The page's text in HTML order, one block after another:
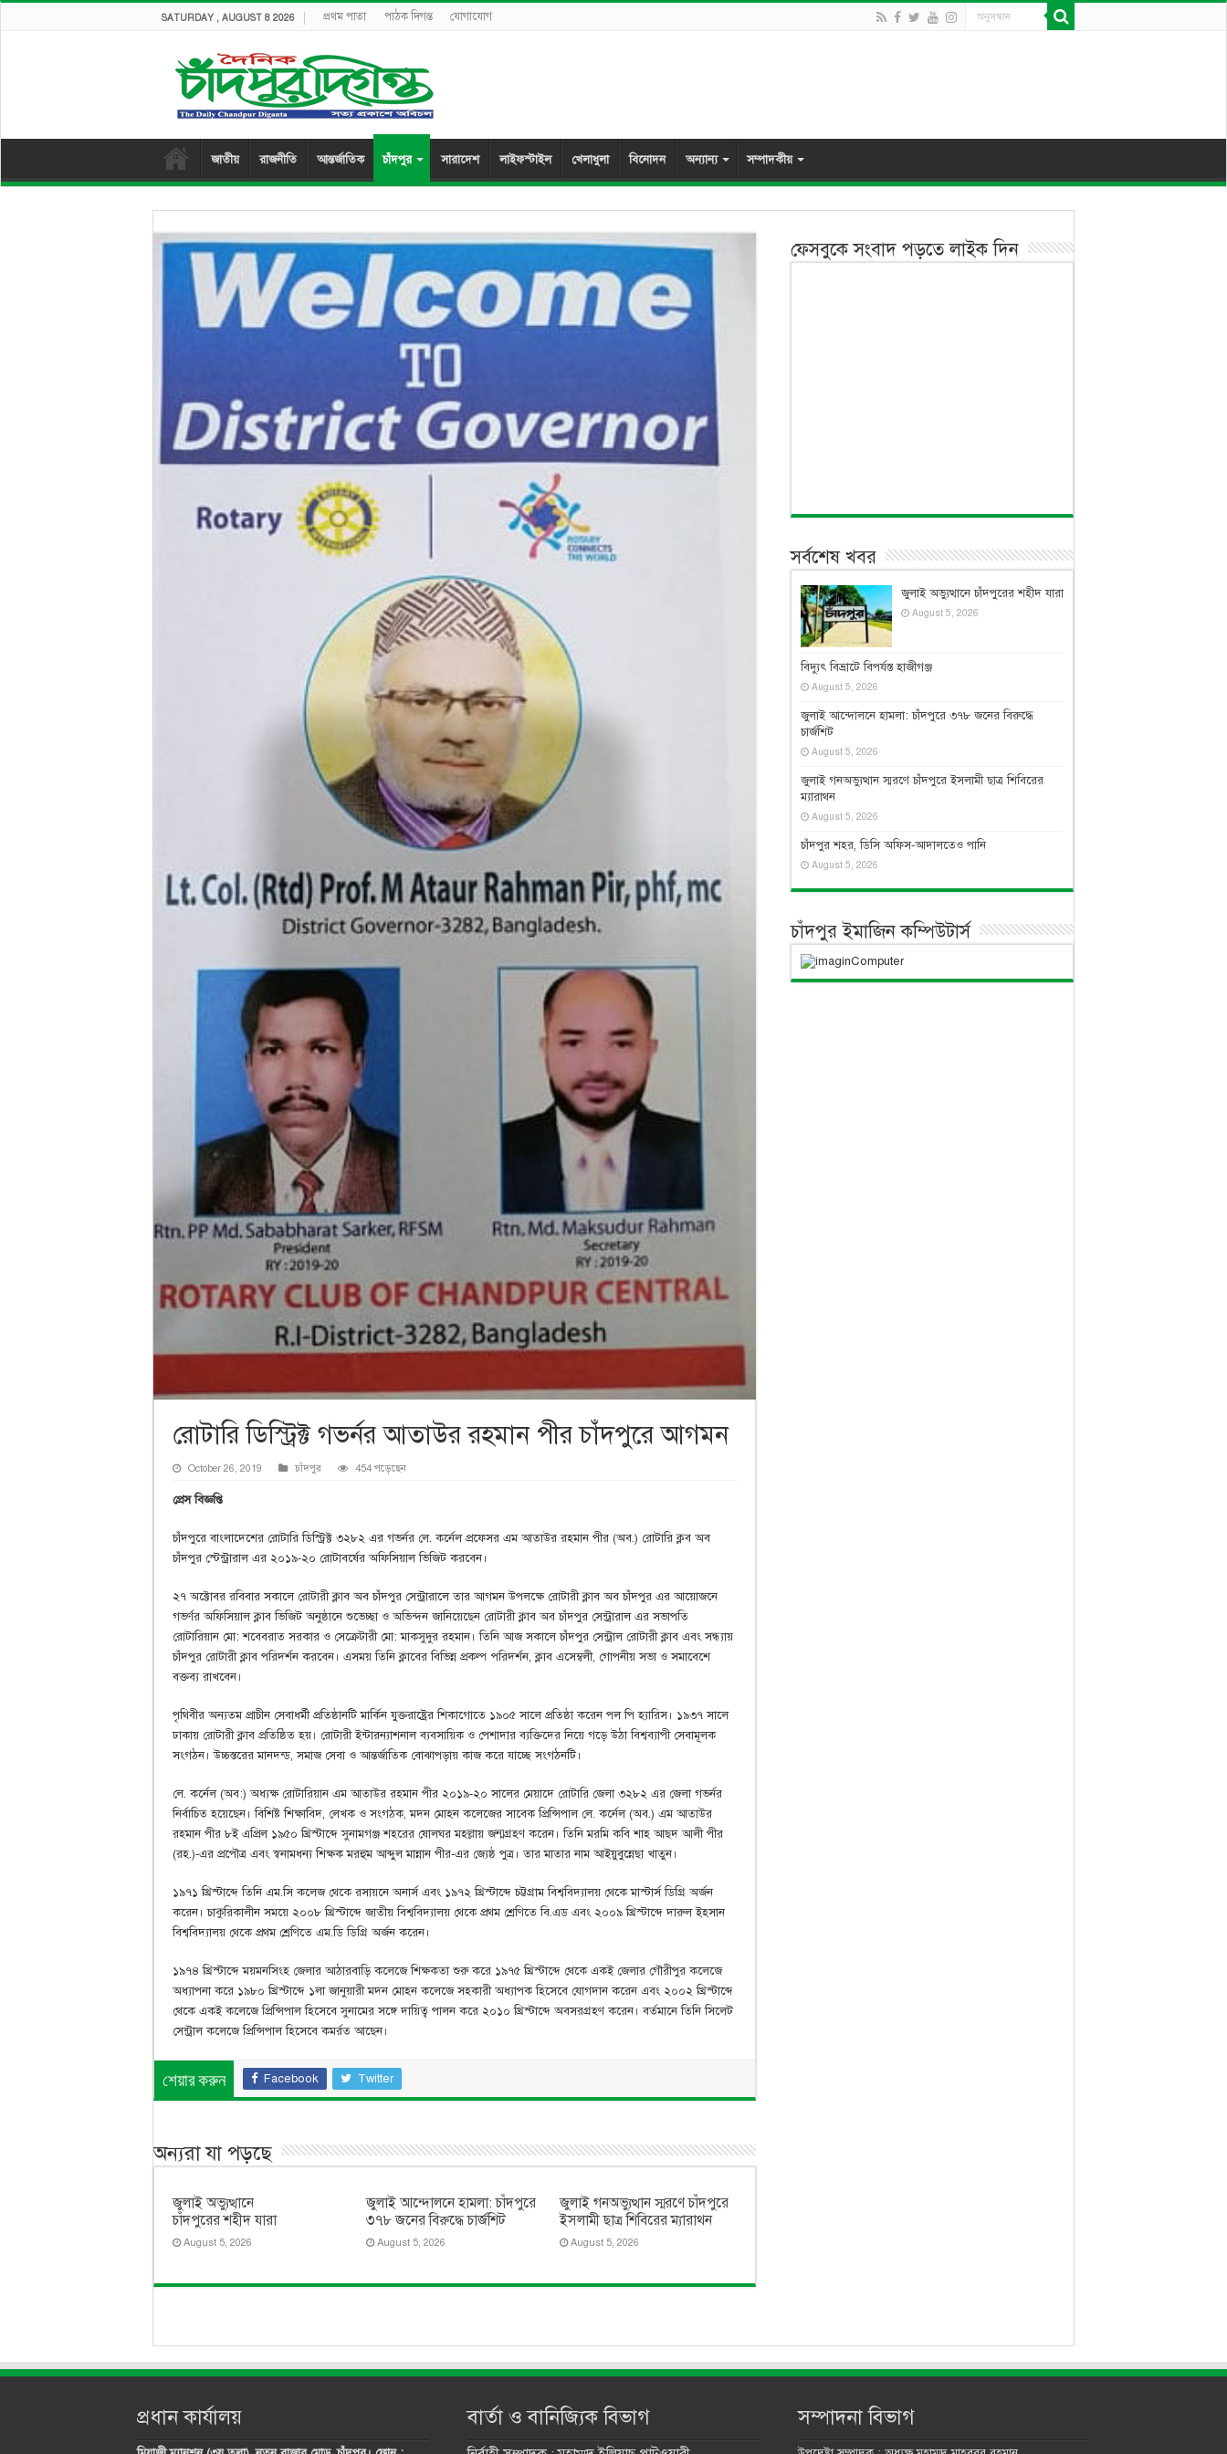
SATURDAY , AUGUST 8 2026 প্রথম পাতা পাঠক দিগন্ত যোগাযোগ
জাতীয় রাজনীতি আন্তর্জাতিক চাঁদপুর সারাদেশ লাইফস্টাইল খেলাধুলা বিনোদন অন্যান্য সম্পাদকীয়
রোটারি ডিস্ট্রিক্ট গভর্নর আতাউর রহমান পীর চাঁদপুরে আগমন
October 26, 2019 চাঁদপুর 454 পড়েছেন
প্রেস বিজ্ঞপ্তি
চাঁদপুরে বাংলাদেশের রোটারি ডিস্ট্রিক্ট ৩২৮২ এর গভর্নর লে. কর্নেল প্রফেসর এম আতাউর রহমান পীর (অব.) রোটারি ক্লব অব
চাঁদপুর স্টেন্ট্রারাল এর ২০১৯-২০ রোটাবর্ষের অফিসিয়াল ভিজিট করবেন।
২৭ অক্টোবর রবিবার সকালে রোটারী ক্লাব অব চাঁদপুর সেন্ট্রারালে তার আগমন উপলক্ষে রোটারী ক্লাব অব চাঁদপুর এর আয়োজনে
গভর্ণর অফিসিয়াল ক্লাব ভিজিট অনুষ্ঠানে শুভেচ্ছা ও অভিন্দন জানিয়েছেন রোটারী ক্লাব অব চাঁদপুর সেন্ট্রারাল এর সভাপতি
রোটারিয়ান মো: শবেবরাত সরকার ও সেক্রেটারী মো: মাকসুদুর রহমান। তিনি আজ সকালে চাঁদপুর সেন্ট্রাল রোটারী ক্লাব এবং সন্ধ্যায়
চাঁদপুর রোটারী ক্লাব পরিদর্শন করবেন। এসময় তিনি ক্লাবের বিভিন্ন প্রকল্প পরিদর্শন, ক্লাব এসেম্বলী, গোপনীয় সভা ও সমাবেশে
বক্তব্য রাখবেন।
পৃথিবীর অন্যতম প্রাচীন সেবাধর্মী প্রতিষ্ঠানটি মার্কিন যুক্তরাষ্ট্রের শিকাগোতে ১৯০৫ সালে প্রতিষ্ঠা করেন পল পি হ্যারিস। ১৯৩৭ সালে
ঢাকায় রোটারী ক্লাব প্রতিষ্ঠিত হয়। রোটারী ইন্টারন্যাশনাল ব্যবসায়িক ও পেশাদার ব্যক্তিদের নিয়ে গড়ে উঠা বিশ্বব্যাপী সেবামূলক
সংগঠন। উচ্চস্তরের মানদন্ড, সমাজ সেবা ও আন্তর্জাতিক বোঝাপড়ায় কাজ করে যাচ্ছে সংগঠনটি।
লে. কর্নেল (অব:) অধ্যক্ষ রোটারিয়ান এম আতাউর রহমান পীর ২০১৯-২০ সালের মেয়াদে রোটারি জেলা ৩২৮২ এর জেলা গভর্নর
নির্বাচিত হয়েছেন। বিশিষ্ট শিক্ষাবিদ, লেখক ও সংগঠক, মদন মোহন কলেজের সাবেক প্রিন্সিপাল লে. কর্নেল (অব.) এম আতাউর
রহমান পীর ৮ই এপ্রিল ১৯৫০ খ্রিস্টাব্দে সুনামগঞ্জ শহরের ষোলঘর মহল্লায় জন্মগ্রহণ করেন। তিনি মরমি কবি শাহ আছদ আলী পীর
(রহ.)-এর প্রপৌত্র এবং স্বনামধন্য শিক্ষক মরহুম আব্দুল মান্নান পীর-এর জ্যেষ্ঠ পুত্র। তার মাতার নাম আইয়ুবুন্নেছা খাতুন।
১৯৭১ খ্রিস্টাব্দে তিনি এম.সি কলেজ থেকে রসায়নে অনার্স এবং ১৯৭২ খ্রিস্টাব্দে চট্টগ্রাম বিশ্ববিদ্যালয় থেকে মাস্টার্স ডিগ্রি অর্জন
করেন। চাকুরিকালীন সময়ে ২০০৮ খ্রিস্টাব্দে জাতীয় বিশ্ববিদ্যালয় থেকে প্রথম শ্রেণিতে বি.এড এবং ২০০৯ খ্রিস্টাব্দে দারুল ইহসান
বিশ্ববিদ্যালয় থেকে প্রথম শ্রেণিতে এম.ডি ডিগ্রি অর্জন করেন।
১৯৭৪ খ্রিস্টাব্দে ময়মনসিংহ জেলার আঠারবাড়ি কলেজে শিক্ষকতা শুরু করে ১৯৭৫ খ্রিস্টাব্দে থেকে একই জেলার গৌরীপুর কলেজে
অধ্যাপনা করে ১৯৮০ খ্রিস্টাব্দে ১লা জানুয়ারী মদন মোহন কলেজে সহকারী অধ্যাপক হিসেবে যোগদান করেন এবং ২০০২ খ্রিস্টাব্দে
থেকে একই কলেজে প্রিন্সিপাল হিসেবে সুনামের সঙ্গে দায়িত্ব পালন করে ২০১০ খ্রিস্টাব্দে অবসরগ্রহণ করেন। বর্তমানে তিনি সিলেট
সেন্ট্রাল কলেজে প্রিন্সিপাল হিসেবে কমর্রত আছেন।
শেয়ার করুন Facebook Twitter
অন্যরা যা পড়ছে
জুলাই অভ্যুত্থানে
চাঁদপুরের শহীদ যারা
August 5, 2026
জুলাই আন্দোলনে হামলা: চাঁদপুরে
৩৭৮ জনের বিরুদ্ধে চার্জশিট
August 5, 2026
জুলাই গনঅভ্যুত্থান স্মরণে চাঁদপুরে
ইসলামী ছাত্র শিবিরের ম্যারাথন
August 5, 2026
ফেসবুকে সংবাদ পড়তে লাইক দিন
সর্বশেষ খবর
জুলাই অভ্যুত্থানে চাঁদপুরের শহীদ যারা
August 5, 2026
বিদ্যুৎ বিভ্রাটে বিপর্যস্ত হাজীগঞ্জ
August 5, 2026
জুলাই আন্দোলনে হামলা: চাঁদপুরে ৩৭৮ জনের বিরুদ্ধে
চার্জশিট
August 5, 2026
জুলাই গনঅভ্যুত্থান স্মরণে চাঁদপুরে ইসলামী ছাত্র শিবিরের
ম্যারাথন
August 5, 2026
চাঁদপুর শহর, ডিসি অফিস-আদালতেও পানি
August 5, 2026
চাঁদপুর ইমাজিন কম্পিউটার্স
প্রধান কার্যালয় বার্তা ও বানিজ্যিক বিভাগ সম্পাদনা বিভাগ